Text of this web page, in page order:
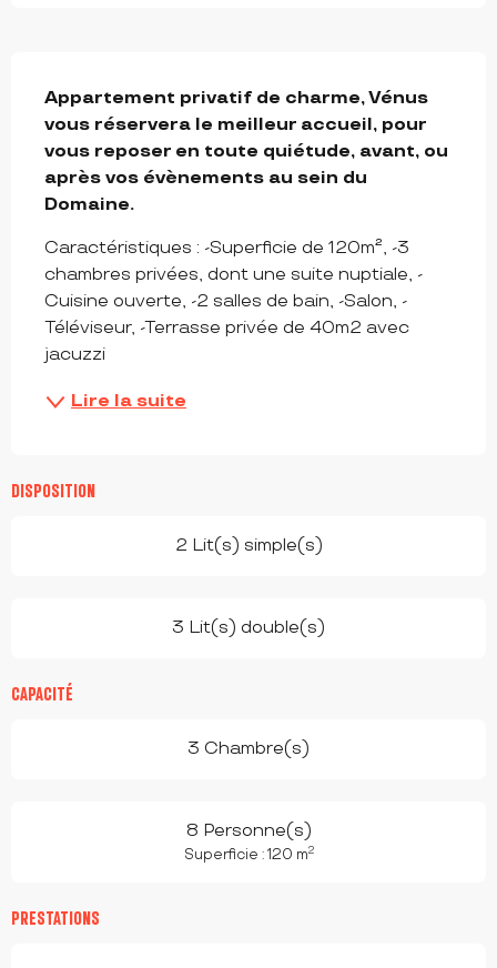
Appartement privatif de charme, Vénus
vous réservera le meilleur accueil, pour
vous reposer en toute quiétude, avant, ou
après vos évènements au sein du
Domaine.
Caractéristiques : -Superficie de 120m², -3
chambres privées, dont une suite nuptiale, -
Cuisine ouverte, -2 salles de bain, -Salon, -
Téléviseur, -Terrasse privée de 40m2 avec
jacuzzi
Lire la suite
DISPOSITION
2 Lit(s) simple(s)
3 Lit(s) double(s)
CAPACITÉ
3 Chambre(s)
8 Personne(s)
Superficie : 120 m2
PRESTATIONS